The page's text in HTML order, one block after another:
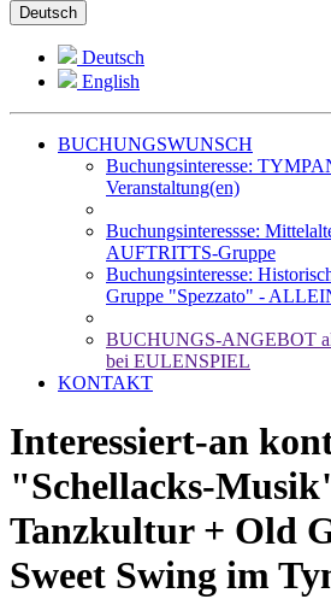
Deutsch
Deutsch
English
BUCHUNGSWUNSCH
Buchungsinteresse:
Veranstaltung(en)
Buchungsinteressse:
AUFTRITTS-Gruppe
Buchungsinteresse:
Gruppe "Spezzato" -
BUCHUNGS-ANGEBOT
bei EULENSPIEL
KONTAKT
Interessiert-an
"Schellacks-
Tanzkultur + Old
Sweet Swing im